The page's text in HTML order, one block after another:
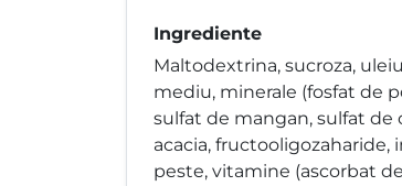
Ingrediente
Maltodextrina, sucroza,
mediu, minerale (fosfat de
sulfat de mangan, sulfat de
acacia,
peste, vitamine (ascorbat